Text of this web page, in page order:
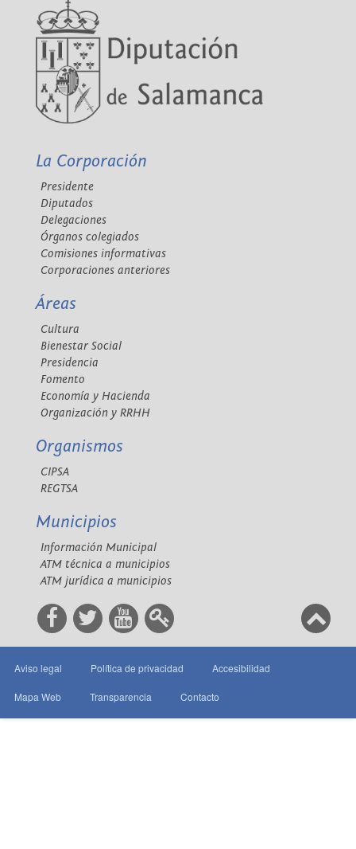
La Corporación
Presidente
Diputados
Delegaciones
Órganos colegiados
Comisiones informativas
Corporaciones anteriores
Áreas
Cultura
Bienestar Social
Presidencia
Fomento
Economía y Hacienda
Organización y RRHH
Organismos
CIPSA
REGTSA
Municipios
Información Municipal
ATM técnica a municipios
ATM jurídica a municipios
Aviso legal Política de privacidad Accesibilidad
Mapa Web Transparencia Contacto